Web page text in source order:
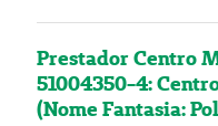
Prestador Centro
51004350-4:
(Nome Fantasia: